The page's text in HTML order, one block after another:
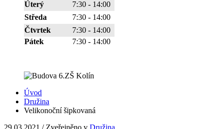
Úterý
7:30 - 14:00
Středa
7:30 - 14:00
Čtvrtek
7:30 - 14:00
Pátek
7:30 - 14:00
Úvod
Družina
Velikonoční šipkovaná
29.03.2021 / Zveřejněno v Družina